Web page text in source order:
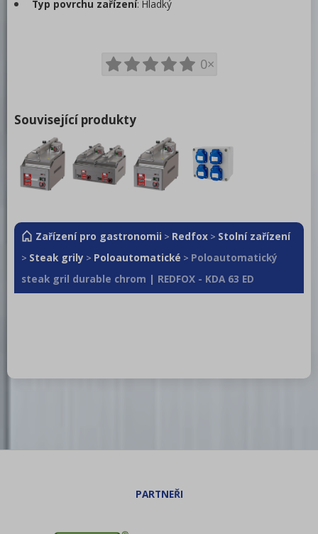
Typ povrchu zařízení: Hladký
0×
Související produkty
Zařízení pro gastronomii > Redfox > Stolní zařízení
> Steak grily > Poloautomatické > Poloautomatický
steak gril durable chrom | REDFOX - KDA 63 ED